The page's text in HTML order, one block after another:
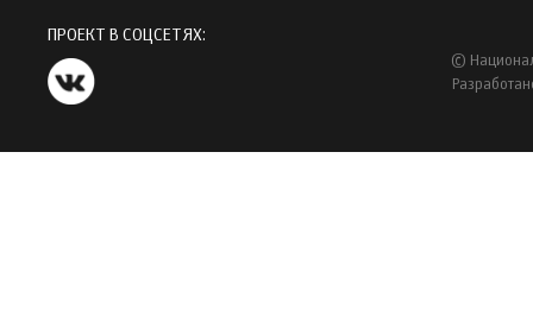
ПРОЕКТ В СОЦСЕТЯХ:
©